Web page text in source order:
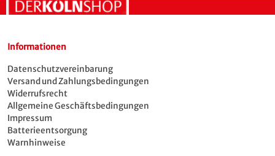
Informationen
Datenschutzvereinbarung
Versand und Zahlungsbedingungen
Widerrufsrecht
Allgemeine Geschäftsbedingungen
Impressum
Batterieentsorgung
Warnhinweise